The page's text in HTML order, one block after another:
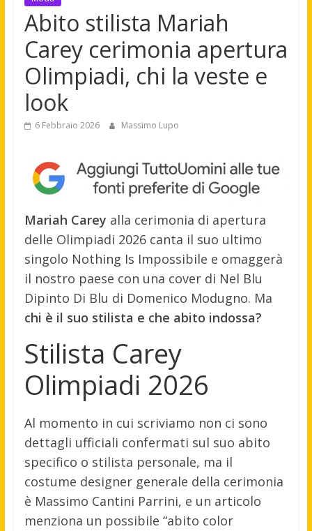
Abito stilista Mariah
Carey cerimonia apertura
Olimpiadi, chi la veste e
look
6 Febbraio 2026 Massimo Lupo
Mariah Carey alla cerimonia di apertura
delle Olimpiadi 2026 canta il suo ultimo
singolo Nothing Is Impossibile e omaggerà
il nostro paese con una cover di Nel Blu
Dipinto Di Blu di Domenico Modugno. Ma
chi è il suo stilista e che abito indossa?
Stilista Carey
Olimpiadi 2026
Al momento in cui scriviamo non ci sono
dettagli ufficiali confermati sul suo abito
specifico o stilista personale, ma il
costume designer generale della cerimonia
è Massimo Cantini Parrini, e un articolo
menziona un possibile “abito color